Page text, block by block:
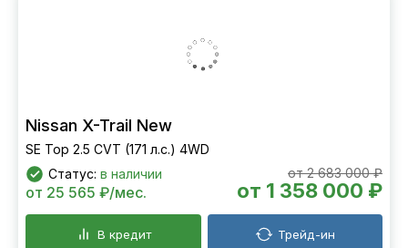
Nissan X-Trail New
SE Top 2.5 CVT (171 л.с.) 4WD
Статус: в наличии от 2 683 000 ₽
от 1 358 000 ₽
от 25 565 ₽/мес.
В кредит Трейд-ин